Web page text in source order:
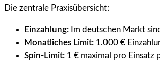
Die zentrale Praxisübersicht:
Einzahlung: Im deutschen Markt
Monatliches Limit: 1.000 €
Spin-Limit: 1 € maximal pro Einsatz